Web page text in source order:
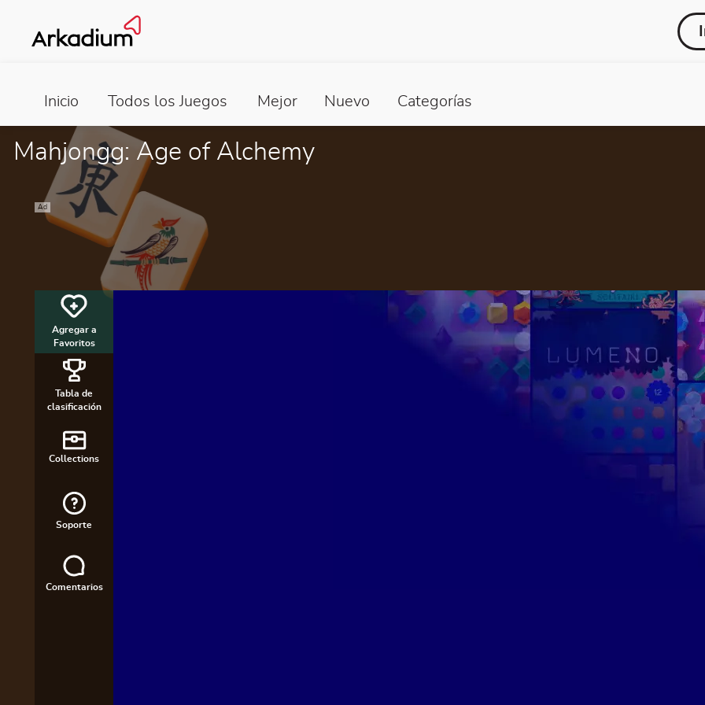
Inicio Todos los Juegos Mejor Nuevo Categorías
Mahjongg: Age of Alchemy
Agregar a
Favoritos
Tabla de
clasificación
Collections
Soporte
Comentarios
Ad